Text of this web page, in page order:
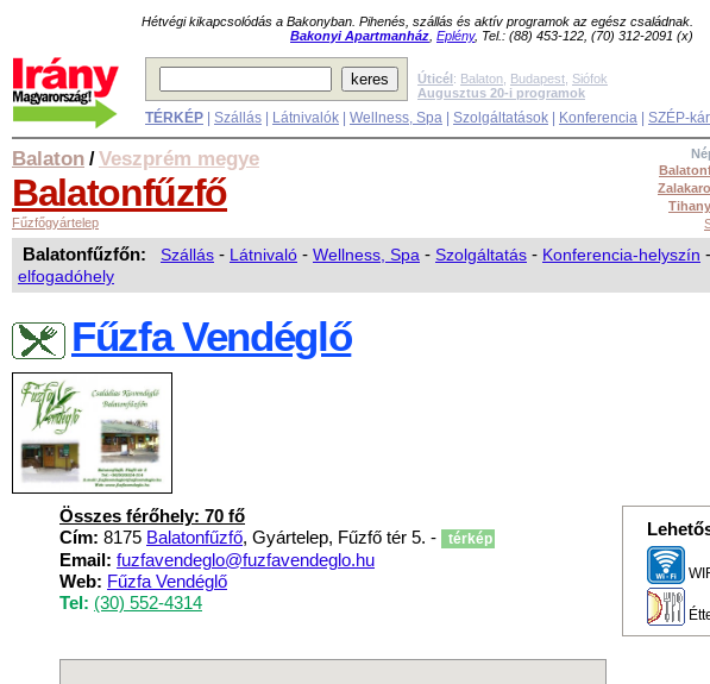
Hétvégi kikapcsolódás a Bakonyban. Pihenés, szállás és aktív programok az egész családnak.
Bakonyi Apartmanház Eplény, Tel.: (88) 453-122, (70) 312-2091 (x)
Úticél: Balaton Budapest Siófok
Augusztus 20-i programok
TÉRKÉP Szállás Látnivalók Wellness, Spa Szolgáltatások Konferencia SZÉP-
Tihany
Balaton /Veszprém megye
Balatonfűzfő
Fűzfőgyártelep
Balatonfűzfőn: Szállás - Látnivaló - Wellness, Spa - Szolgáltatás - Konferencia-helyszín -
elfogadóhely
Fűzfa Vendéglő
Összes férőhely: 70 fő
Cím: 8175 Balatonfűzfő, Gyártelep, Fűzfő tér 5. - térkép
Email: fuzfavendeglo@fuzfavendeglo.hu
Web: Fűzfa Vendéglő
Tel: (30) 552-4314